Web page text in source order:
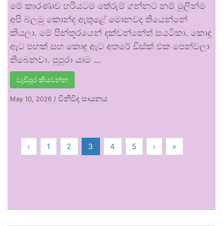
මේ කාරණාව හරියටම තේරුම් ගන්නට නම් මුලින්ම
අපි බලමු කොන්ද ඇතුළේ මොනවද තියෙන්නේ
කියලා. මේ පින්තූරයෙන් දක්වන්නේත් සයටිකා. කොඳු
ඇට පහක් සහ කොඳු ඇට අතරේ ඩිස්ක් එක පෙන්වලා
තිබෙනවා. පුපුරා යාම …
වැඩිපුර කියවන්න
May 10, 2026 / විනිවිද සායනය
‹ 1 2 3 4 5 › »